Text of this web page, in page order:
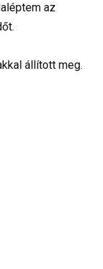
az
állított meg.